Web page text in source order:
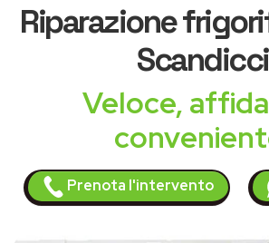
Riparazione
Scandicci
Veloce,
Prenota l'intervento